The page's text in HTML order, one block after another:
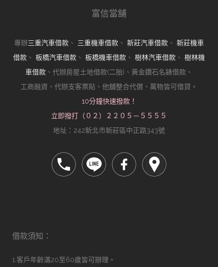
富信當舖
專辦三重汽車借款 、 三重機車借款 、 新莊汽車借款 、 新莊機車
借款 、 板橋汽車借款 、 板橋機車借款 、 樹林汽車借款 、 樹林機
車借款 、代辦房屋土地借款(二胎)、黃金鑽石名錶借款、
工商融資、代辦支客票貼、他舖整合代償、萬物皆可借貸。
10分鐘快速撥款！
立即撥打（０２）２２０５－５５５５
地址：242新北市新莊區中正路343號
借款須知：
1.客戶年齡滿20至60歲皆可辦理。